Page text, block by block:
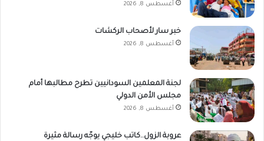
أغسطس 8, 2026
خبر سار لأصحاب الركشات
أغسطس 8, 2026
لجنة المعلمين السودانيين تطرح مطالبها أمام
مجلس الأمن الدولي
أغسطس 8, 2026
عروبة الزول..كاتب خليجي يوجّه رسالة مثيرة